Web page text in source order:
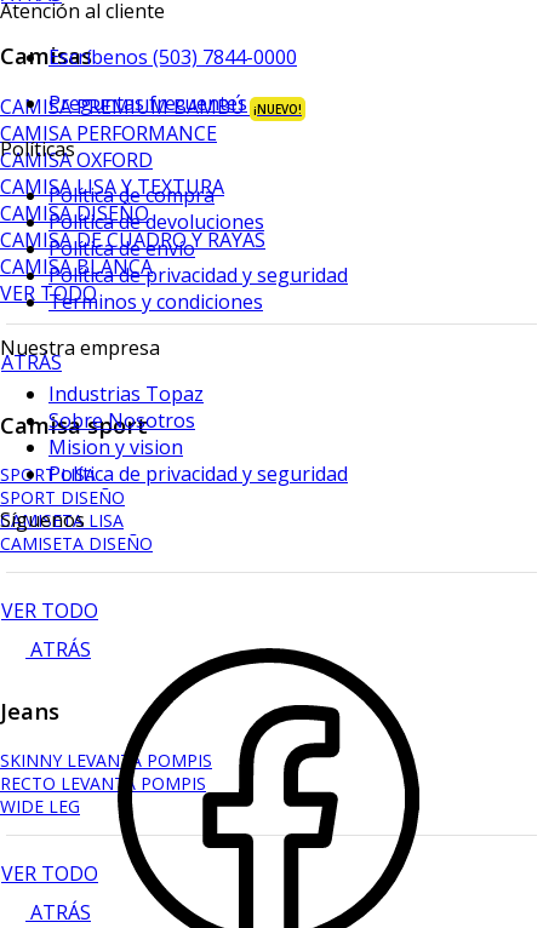
Camisas
CAMISA PREMIUM BAMBÚ ¡NUEVO!
CAMISA PERFORMANCE
CAMISA OXFORD
CAMISA LISA Y TEXTURA
CAMISA DISEÑO
CAMISA DE CUADRO Y RAYAS
CAMISA BLANCA
VER TODO
ATRÁS
Camisa sport
SPORT LISA
SPORT DISEÑO
CAMISETA LISA
CAMISETA DISEÑO
VER TODO
ATRÁS
Jeans
SKINNY LEVANTA POMPIS
RECTO LEVANTA POMPIS
WIDE LEG
VER TODO
ATRÁS
Atención al cliente
Escríbenos (503) 7844-0000
Preguntas frecuentes
Políticas
Política de compra
Política de devoluciones
Política de envío
Política de privacidad y seguridad
Terminos y condiciones
Nuestra empresa
Industrias Topaz
Sobre Nosotros
Mision y vision
Política de privacidad y seguridad
Síguenos